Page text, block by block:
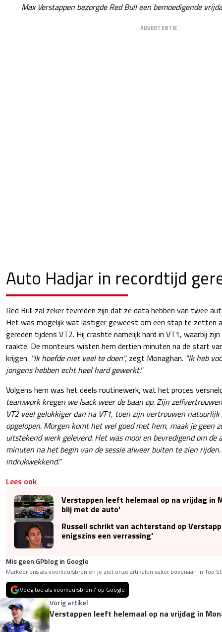
Max Verstappen bezorgde Red Bull een bemoedigende
ADVERTENTIE
Auto Hadjar in recordtijd
Red Bull zal zeker tevreden zijn dat ze data hebben van twee
Het was mogelijk wat lastiger geweest om een stap te zetten
gereden tijdens VT2. Hij crashte namelijk hard in VT1, waarbij
raakte. De monteurs wisten hem dertien minuten na de start
krijgen. "Ik hoefde niet veel te doen", zegt Monaghan. "Ik heb
jongens hebben echt heel hard gewerkt."
Volgens hem was het deels routinewerk, wat het proces
teamwork kregen we Isack weer de baan op. Zijn
VT2 veel gelukkiger dan na VT1, toen zijn vertrouwen
opgelopen. Morgen komt het wel goed met hem, maak je geen
uitstekend werk geleverd. Het was mooi en bevredigend om
minuten na het begin van de sessie alweer buiten te zien
indrukwekkend."
Lees ook
Verstappen leeft helemaal op na vrijdag in
blij met de auto'
Russell schrikt van achterstand op
enigszins een verrassing'
Mis geen GPblog in Google
Markeer ons als voorkeursbron en je ziet onze artikelen vaker bovenaan in Top
Voeg toe als voorkeursbron / op Google
Vorig artikel
Verstappen leeft helemaal op na vrijdag in